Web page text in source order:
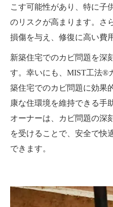
こす可能性があり、特に子
のリスクが高まります。さ
損傷を与え、修復に高い費
新築住宅でのカビ問題を深
す。幸いにも、MIST工法®
築住宅でのカビ問題に効果
康な住環境を維持できる手
オーナーは、カビ問題の深
を受けることで、安全で快
できます。